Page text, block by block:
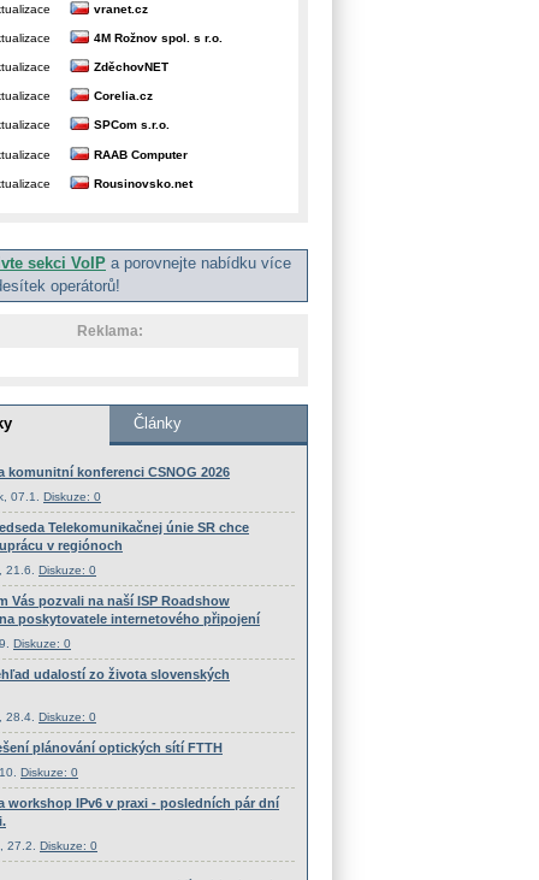
vranet.cz
4M Rožnov spol. s r.o.
ZděchovNET
Corelia.cz
SPCom s.r.o.
RAAB Computer
Rousinovsko.net
sekci VoIP a porovnejte nabídku více
operátorů!
Reklama: